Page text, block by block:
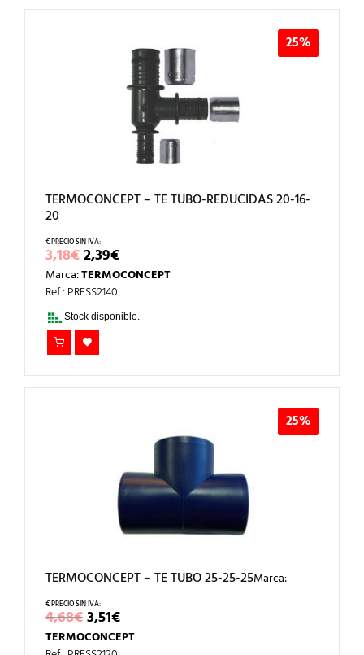
25%
TERMOCONCEPT – TE TUBO-REDUCIDAS 20-16-
20
3,18€EL
PRECIO
ORIGINAL
ERA:
3,18€.
2,39€EL
PRECIO
ACTUAL
2,39€.
Marca:TERMOCONCEPT
Ref.: PRESS2140
Stock disponible.
25%
TERMOCONCEPT – TE TUBO 25-25-25
4,68€EL
PRECIO
ORIGINAL
3,51€EL
PRECIO
ACTUAL
Marca:
TERMOCONCEPT